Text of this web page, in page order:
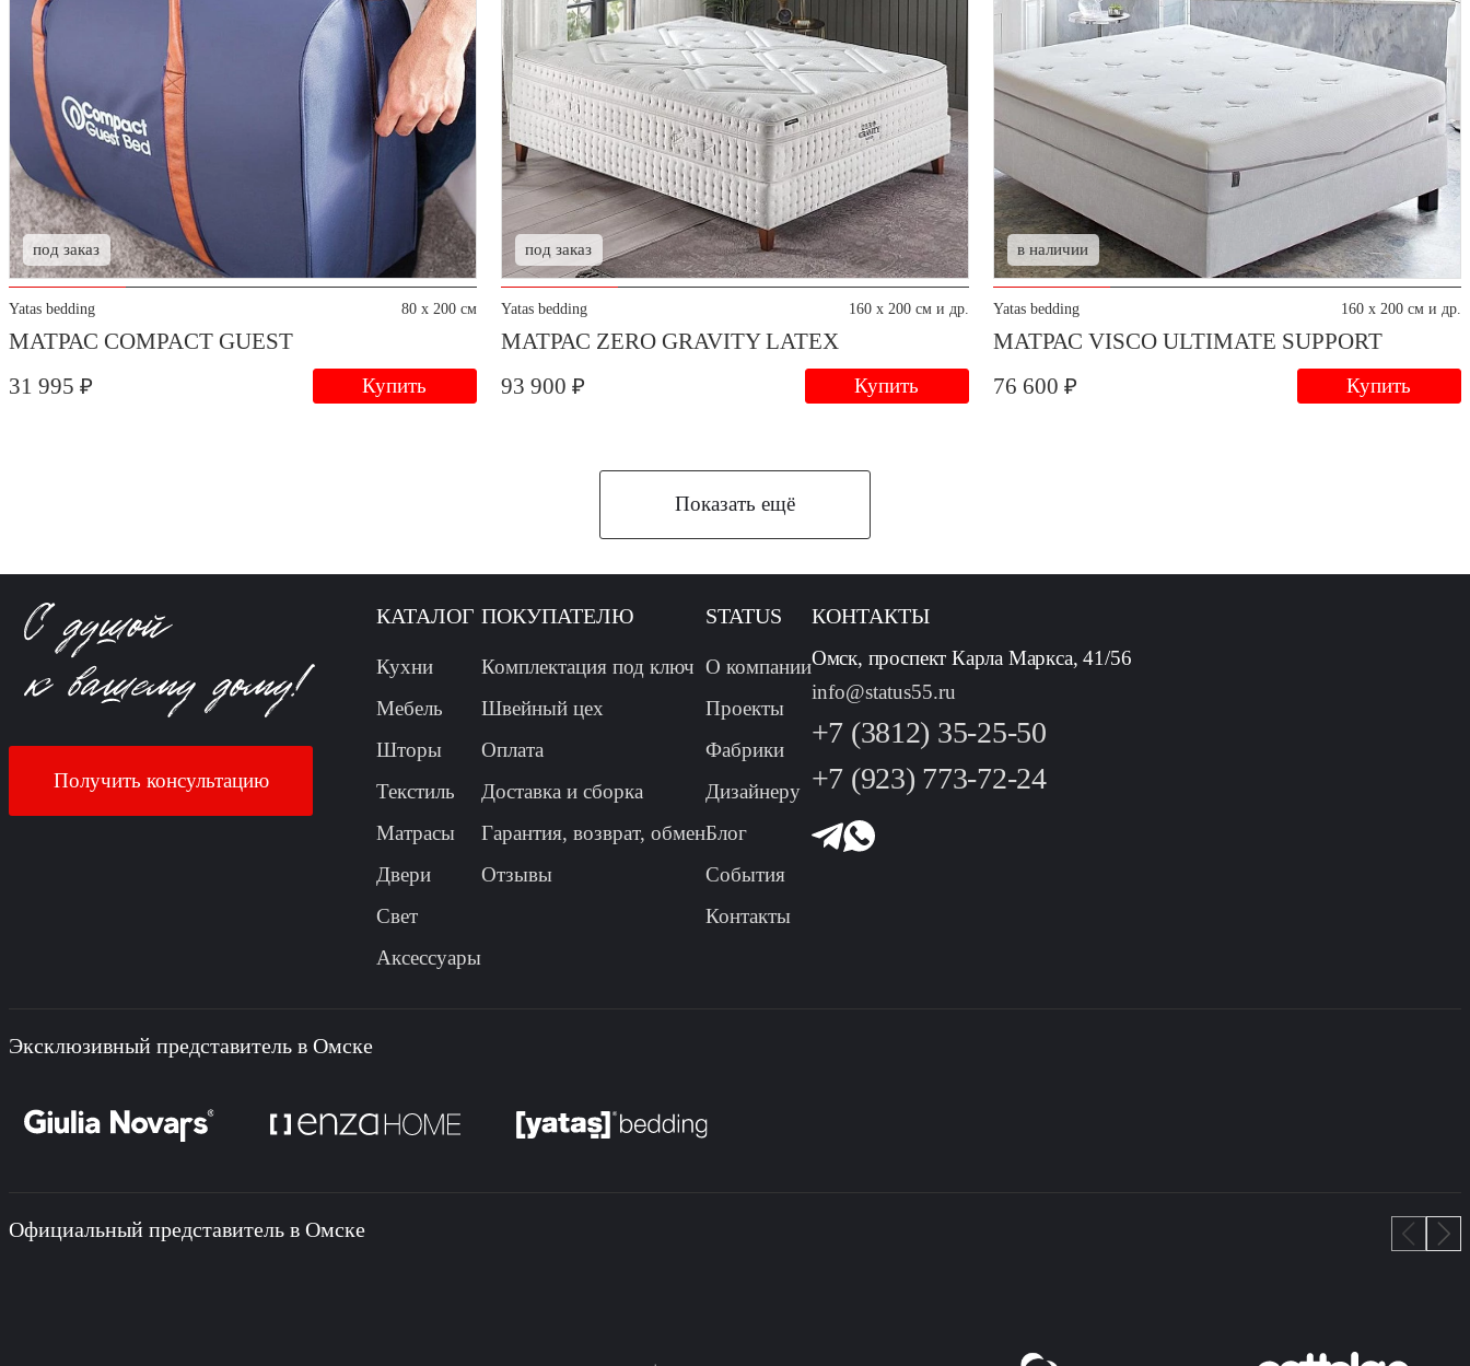
под заказ
Yatas bedding 80 x 200 см
МАТРАС COMPACT GUEST
31 995 ₽
Купить
под заказ
Yatas bedding 160 x 200 см и др.
МАТРАС ZERO GRAVITY LATEX
93 900 ₽
Купить
в наличии
Yatas bedding 160 x 200 см и др.
МАТРАС VISCO ULTIMATE SUPPORT
76 600 ₽
Купить
Показать ещё
Получить консультацию
КАТАЛОГ
Кухни
Мебель
Шторы
Текстиль
Матрасы
Двери
Свет
Аксессуары
ПОКУПАТЕЛЮ
Комплектация под ключ
Швейный цех
Оплата
Доставка и сборка
Гарантия, возврат, обмен
Отзывы
STATUS
О компании
Проекты
Фабрики
Дизайнеру
Блог
События
Контакты
КОНТАКТЫ
Омск, проспект Карла Маркса, 41/56
info@status55.ru
+7 (3812) 35-25-50
+7 (923) 773-72-24
Эксклюзивный представитель в Омске
Официальный представитель в Омске